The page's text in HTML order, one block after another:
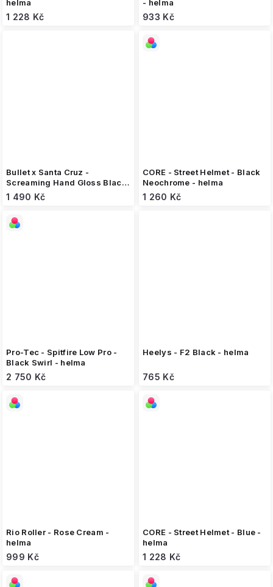
helma
1 228 Kč
- helma
933 Kč
Bullet x Santa Cruz -
Screaming Hand Gloss Black
- helma
1 490 Kč
CORE - Street Helmet - Black
Neochrome - helma
1 260 Kč
Pro-Tec - Spitfire Low Pro -
Black Swirl - helma
2 750 Kč
Heelys - F2 Black - helma
765 Kč
Rio Roller - Rose Cream -
helma
999 Kč
CORE - Street Helmet - Blue -
helma
1 228 Kč